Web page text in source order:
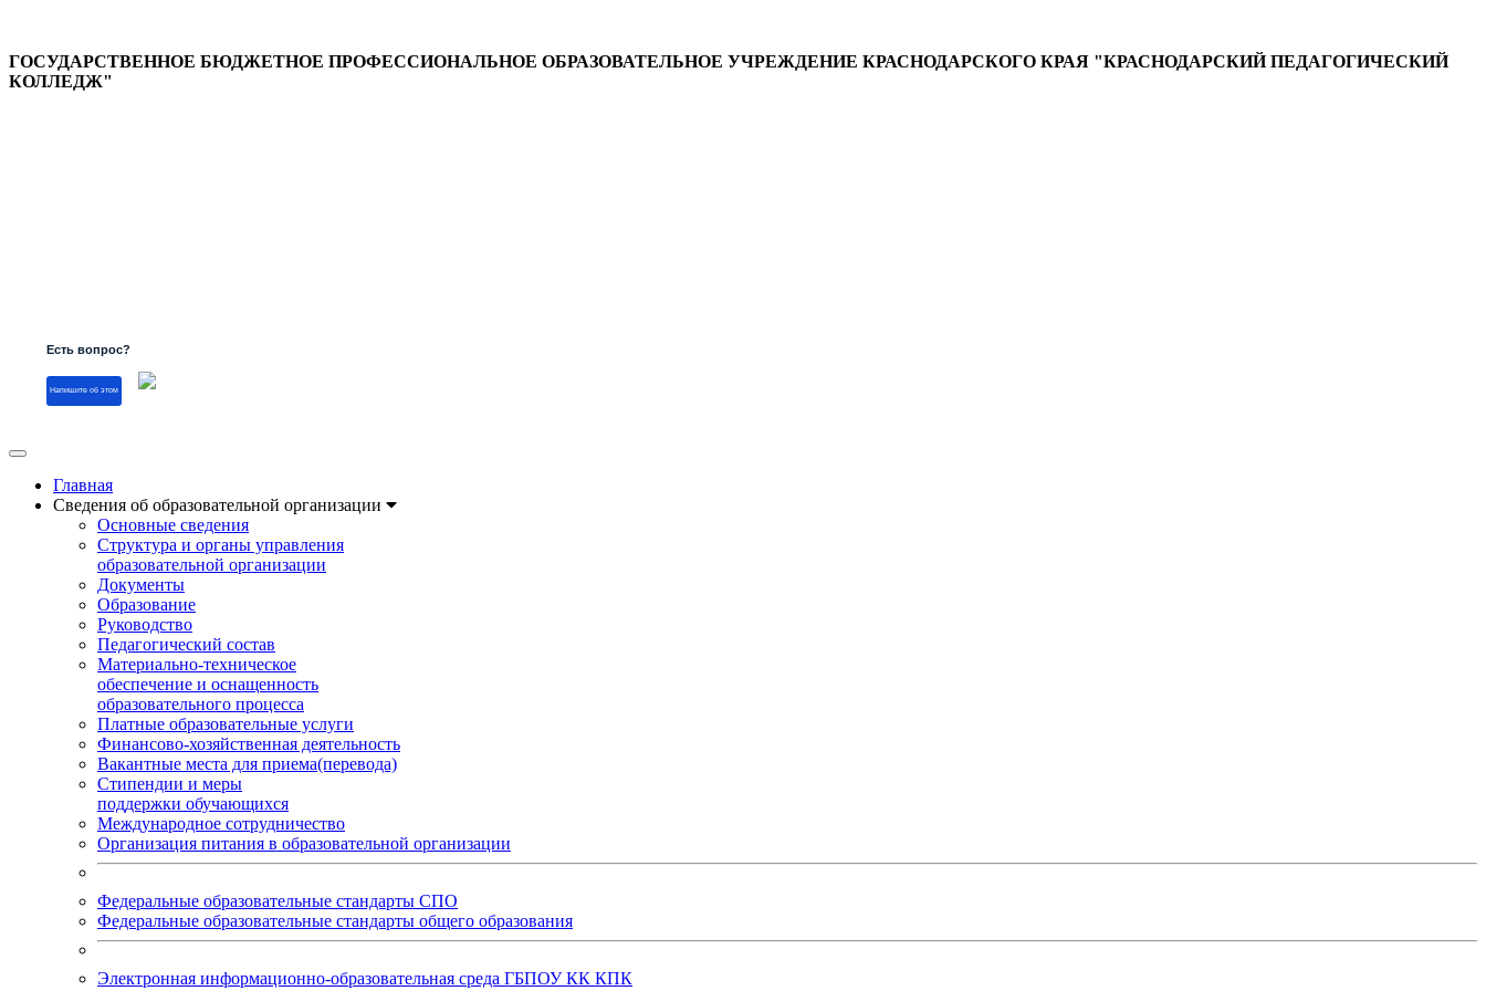
ГОСУДАРСТВЕННОЕ БЮДЖЕТНОЕ ПРОФЕССИОНАЛЬНОЕ ОБРАЗОВАТЕЛЬНОЕ УЧРЕЖДЕНИЕ КРАСНОДАРСКОГО КРАЯ "КРАСНОДАРСКИЙ ПЕДАГОГИЧЕСКИЙ
КОЛЛЕДЖ"
Есть вопрос?
Напишите об этом
Главная
Сведения об образовательной организации
Основные сведения
Структура и органы управления
образовательной организации
Документы
Образование
Руководство
Педагогический состав
Материально-техническое
обеспечение и оснащенность
образовательного процесса
Платные образовательные услуги
Финансово-хозяйственная деятельность
Вакантные места для приема(перевода)
Стипендии и меры
поддержки обучающихся
Международное сотрудничество
Организация питания в образовательной организации
Федеральные образовательные стандарты СПО
Федеральные образовательные стандарты общего образования
Электронная информационно-образовательная среда ГБПОУ КК КПК